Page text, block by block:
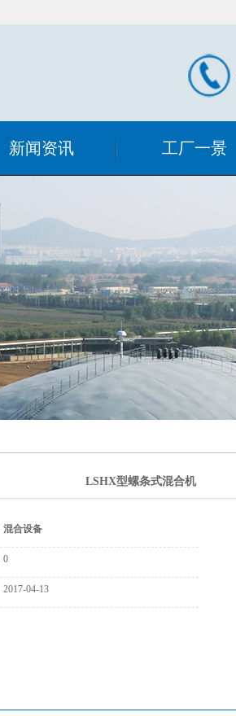
新闻资讯
行业新闻
工厂一景
LSHX型螺条式混合机
混合设备
0
2017-04-13